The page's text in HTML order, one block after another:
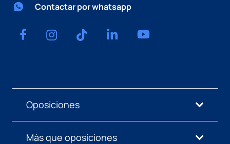
Contactar por whatsapp
Oposiciones
Más que oposiciones